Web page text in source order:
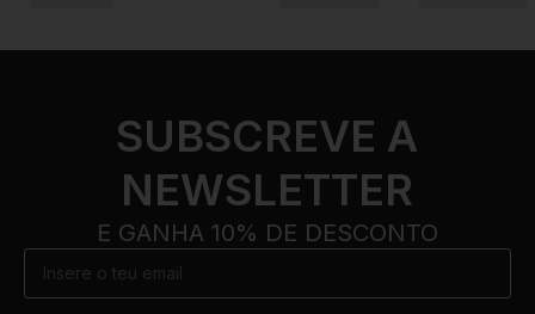
SUBSCREVE A
NEWSLETTER
E GANHA 10% DE DESCONTO